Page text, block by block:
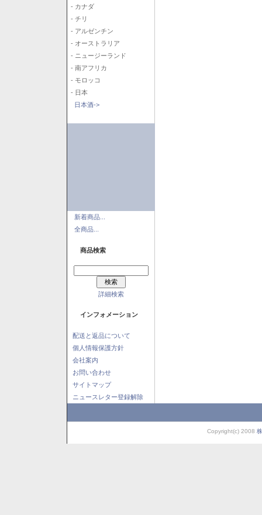
- カナダ
- チリ
- アルゼンチン
- オーストラリア
- ニュージーランド
- 南アフリカ
- モロッコ
- 日本
日本酒->
新着商品...
全商品...
商品検索
詳細検索
インフォメーション
配送と返品について
個人情報保護方針
会社案内
お問い合わせ
サイトマップ
ニュースレター登録解除
Copyright(c) 2008